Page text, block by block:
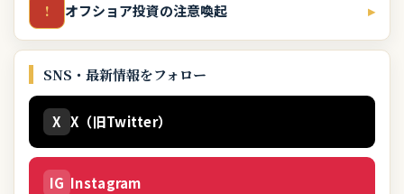
! オフショア投資の注意喚起 ▸
SNS・最新情報をフォロー
X X（旧Twitter）
IG Instagram